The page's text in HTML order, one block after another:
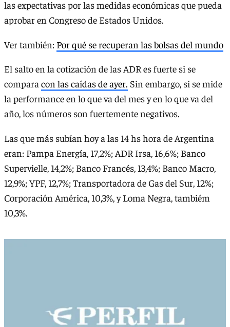
las expectativas por las medidas económicas que pueda
aprobar en Congreso de Estados Unidos.
Ver también: Por qué se recuperan las bolsas del mundo
El salto en la cotización de las ADR es fuerte si se
compara con las caídas de ayer. Sin embargo, si se mide
la performance en lo que va del mes y en lo que va del
año, los números son fuertemente negativos.
Las que más subían hoy a las 14 hs hora de Argentina
eran: Pampa Energía, 17,2%; ADR Irsa, 16,6%; Banco
Supervielle, 14,2%; Banco Francés, 13,4%; Banco Macro,
12,9%; YPF, 12,7%; Transportadora de Gas del Sur, 12%;
Corporación América, 10,3%, y Loma Negra, tambiém
10,3%.